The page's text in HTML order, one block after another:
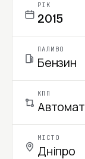
РІК
2015
ПАЛИВО
Бензин
КПП
Автомат
МІСТО
Дніпро